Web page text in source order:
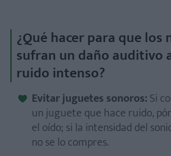
¿Qué hacer para que los
sufran un daño auditivo
ruido intenso?
Evitar juguetes sonoros:Si
un juguete que hace ruido,
el oído; si la intensidad del
no se lo compres.